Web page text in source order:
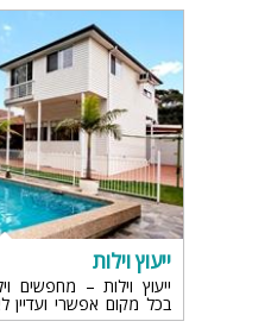
ייעוץ וילות
ייעוץ וילות – מחפשים
בכל מקום אפשרי
לבדוק מחירים? כאן באתר